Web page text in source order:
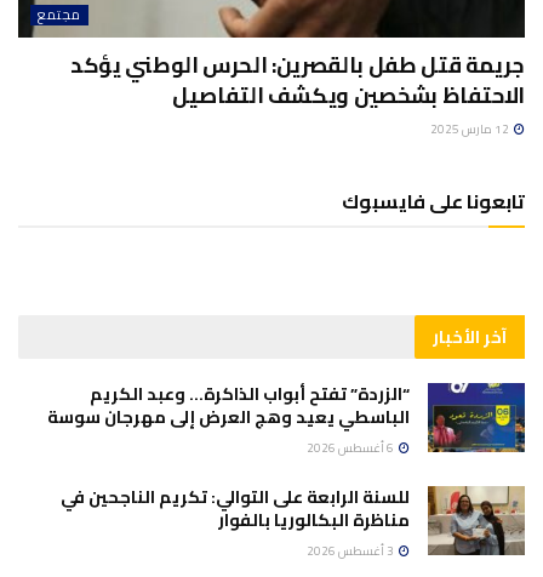
مجتمع
جريمة قتل طفل بالقصرين: الحرس الوطني يؤكد
الاحتفاظ بشخصين ويكشف التفاصيل
تابعونا على فايسبوك
آخر الأخبار
“الزردة” تفتح أبواب الذاكرة… وعبد الكريم
الباسطي يعيد وهج العرض إلى مهرجان سوسة
للسنة الرابعة على التوالي: تكريم الناجحين في
مناظرة البكالوريا بالفوار